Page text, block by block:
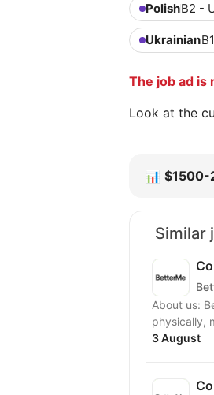
PolishB2 -
Ukrainian
The job ad is
Look at the
📊 $1500-
Similar
About us: BetterMe — a global wellness ecosystem empowering millions to become better —
physically,
3 August